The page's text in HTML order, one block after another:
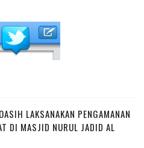
LAKSANAKAN PENGAMANAN
DI MASJID NURUL JADID AL